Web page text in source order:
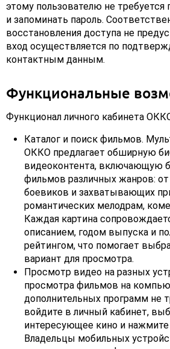
этому пользователю не
и запоминать пароль.
восстановления доступа не
вход осуществляется по
контактным данным.
Функциональные
Функционал личного кабинета
Каталог и поиск фильмов.
ОККО предлагает обширную
видеоконтента, включающую
фильмов различных жанров:
боевиков и захватывающих
романтических мелодрам,
Каждая картина
описанием, годом выпуска и
рейтингом, что помогает
вариант для просмотра.
Просмотр видео на разных
просмотра фильмов на
дополнительных программ не
войдите в личный кабинет,
интересующее кино и нажмите
Владельцы мобильных